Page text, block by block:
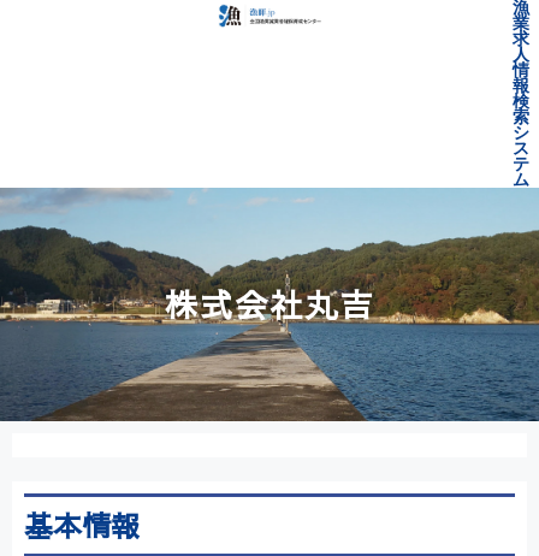
漁
業
求
人
情
報
検
索
シ
ス
テ
ム
株式会社丸吉
基本情報